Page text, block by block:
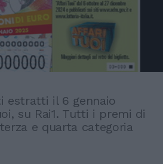
estratti il 6 gennaio
su Rai1. Tutti i premi di
e quarta categoria